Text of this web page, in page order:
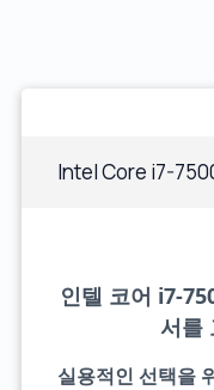
Intel Core i7-
인텔 코어 i7-
서를
실용적인 선택을